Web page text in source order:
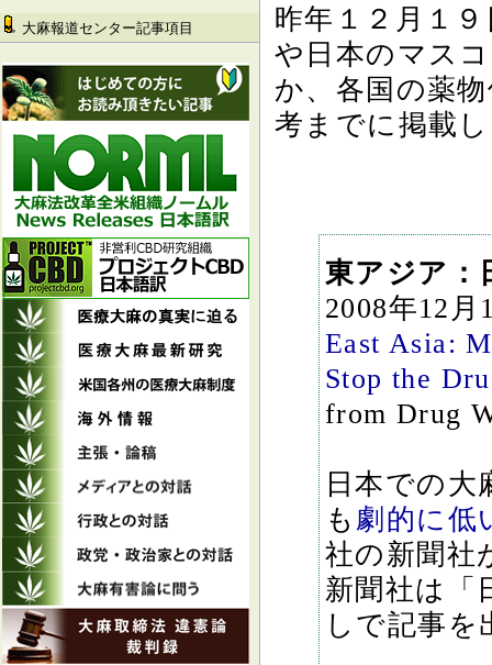
大麻報道センター記事項目
昨年１２月１
や日本のマス
か、各国の薬
考までに掲載
東アジア：
2008年12月
East Asia:
Stop the
from Drug
日本での
も 劇的に低
社の新聞社
新聞社は「
しで記事を